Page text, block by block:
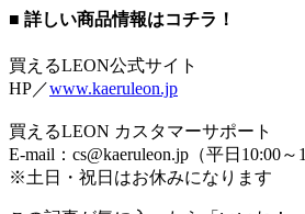
■ 詳しい商品情報はコチラ！
買えるLEON公式サイト
HP／www.kaeruleon.jp
買えるLEON カスタマーサポート
E-mail：cs@kaeruleon.jp（平日10:00～
※土日・祝日はお休みになります